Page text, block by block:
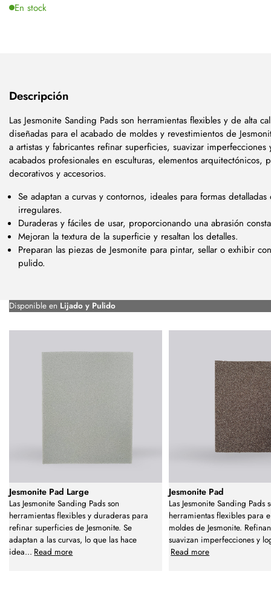
En stock
Descripción
Las Jesmonite Sanding Pads son herramientas flexibles y de alta
diseñadas para el acabado de moldes y revestimientos de
a artistas y fabricantes refinar superficies, suavizar imperfecciones
acabados profesionales en esculturas, elementos arquitectónicos,
decorativos y accesorios.
Se adaptan a curvas y contornos, ideales para formas detalladas
irregulares.
Duraderas y fáciles de usar, proporcionando una abrasión
Mejoran la textura de la superficie y resaltan los detalles.
Preparan las piezas de Jesmonite para pintar, sellar o exhibir
pulido.
Disponible en Lijado y Pulido
Jesmonite Pad Large
Las Jesmonite Sanding Pads son
herramientas flexibles y duraderas para
refinar superficies de Jesmonite. Se
adaptan a las curvas, lo que las hace
idea... Read more
Jesmonite Pad
Las Jesmonite Sanding Pads
herramientas flexibles para
moldes de Jesmonite.
suavizan imperfecciones y
Read more